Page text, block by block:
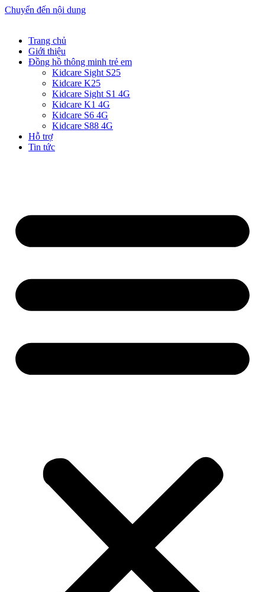
Chuyển đến nội dung
Trang chủ
Giới thiệu
Đồng hồ thông minh trẻ em
Kidcare Sight S25
Kidcare K25
Kidcare Sight S1 4G
Kidcare K1 4G
Kidcare S6 4G
Kidcare S88 4G
Hỗ trợ
Tin tức